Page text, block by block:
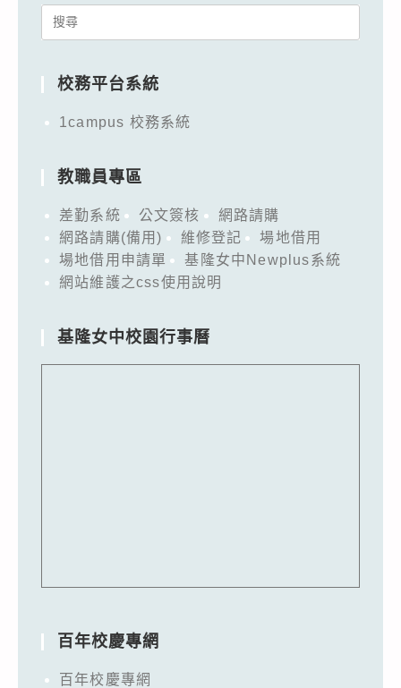
Search
校務平台系統
1campus 校務系統
教職員專區
差勤系統 公文簽核
網路請購
網路請購(備用)
維修登記
場地借用
場地借用申請單
基隆女中Newplus系統
網站維護之css使用說明
基隆女中校園行事曆
百年校慶專網
百年校慶專網